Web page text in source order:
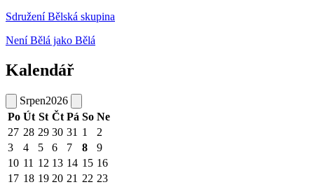
Sdružení Bělská skupina
Není Bělá jako Bělá
Kalendář
Srpen2026
Po Út St Čt Pá So Ne
27 28 29 30 31 1
2
3
4 5 6 7 8
9
10 11 12 13 14 15 16
17 18 19 20 21 22 23